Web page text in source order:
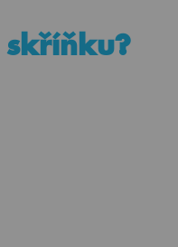
skříňku?